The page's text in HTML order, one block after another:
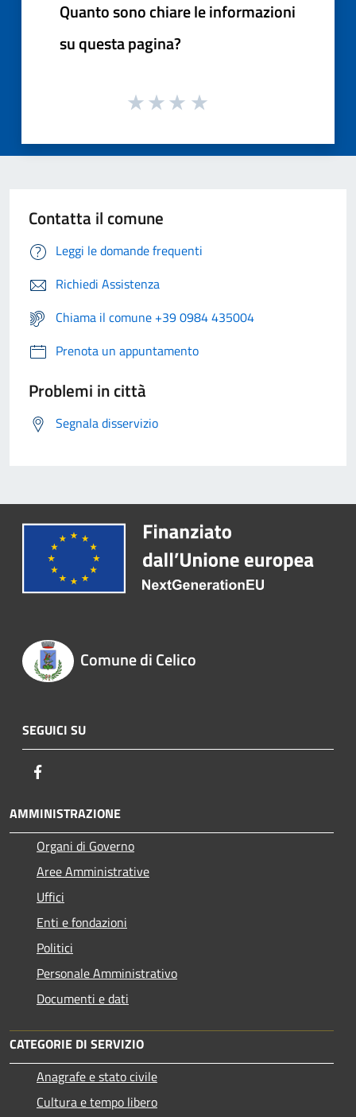
Quanto sono chiare le informazioni
su questa pagina?
Contatta il comune
Leggi le domande frequenti
Richiedi Assistenza
Chiama il comune +39 0984 435004
Prenota un appuntamento
Problemi in città
Segnala disservizio
Comune di Celico
SEGUICI SU
AMMINISTRAZIONE
Organi di Governo
Aree Amministrative
Uffici
Enti e fondazioni
Politici
Personale Amministrativo
Documenti e dati
CATEGORIE DI SERVIZIO
Anagrafe e stato civile
Cultura e tempo libero